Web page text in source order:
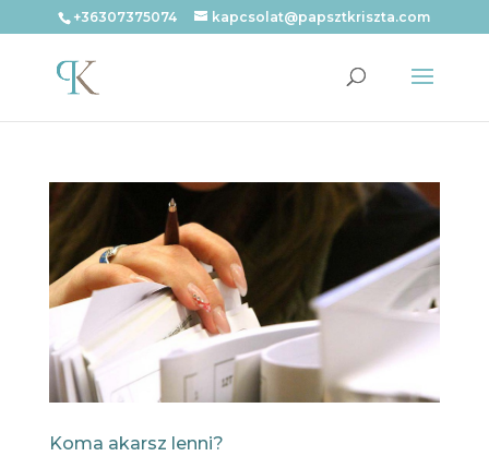
+36307375074 kapcsolat@papsztkriszta.com
Koma akarsz lenni?